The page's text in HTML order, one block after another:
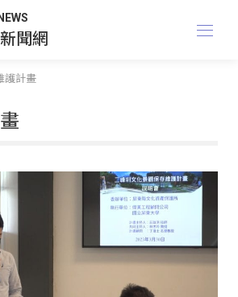
聞網
護計畫